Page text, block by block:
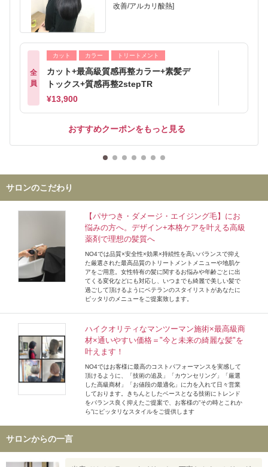
改善/アルカリ酸熱]
全
員
カット カラー トリートメント
カット+最高級質感再整カラー+素髪デ
トックス+質感再整2stepTR
¥13,900
おすすめクーポンをもっと見る
サロンのこだわり
【パサつき・ダメージ・エイジング毛】にお
悩みの方へ。デザイン+本格ケアを叶える高級
薬剤で理想の髪質へ
NO4では品質×安全性×効果×持続性を高いバランスで抑え
た厳選された最高品質のトリートメントメニューや地肌ケ
アをご用意。女性特有の髪に関するお悩みや年齢ごとに出
てくる変化などにも対応し、いつまでも綺麗で美しい髪で
過ごして頂けるようにベテランのスタイリストがあなたに
ピッタリのメニューをご提案致します。
ハイクオリティなマンツーマン施術×最高級商
材×通いやすい価格＝"今と未来の綺麗な髪"を
叶えます！
NO4ではお客様に最高のコストパフォーマンスを実感して
頂けるように、「技術の追及」「カウンセリング」「厳選
した高級商材」「お値段の最適化」に力を入れて日々営業
しております。きちんとしたベースとなる技術にトレンド
をバランス良く抑えたご提案で、お客様の”その時とこれか
ら”にピッタリなスタイルをご提供します
サロンからの一言